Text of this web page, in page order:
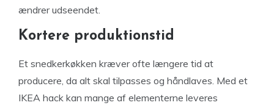
ændrer udseendet.
Kortere produktionstid
Et snedkerkøkken kræver ofte længere tid at
producere, da alt skal tilpasses og håndlaves. Med et
IKEA hack kan mange af elementerne leveres